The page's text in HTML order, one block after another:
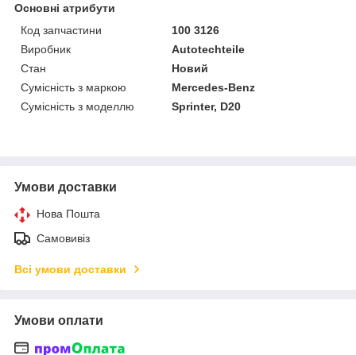
Основні атрибути
Код запчастини
100 3126
Виробник
Autotechteile
Стан
Новий
Сумісність з маркою
Mercedes-Benz
Сумісність з моделлю
Sprinter, D20
Умови доставки
Нова Пошта
Самовивіз
Всі умови доставки
Умови оплати